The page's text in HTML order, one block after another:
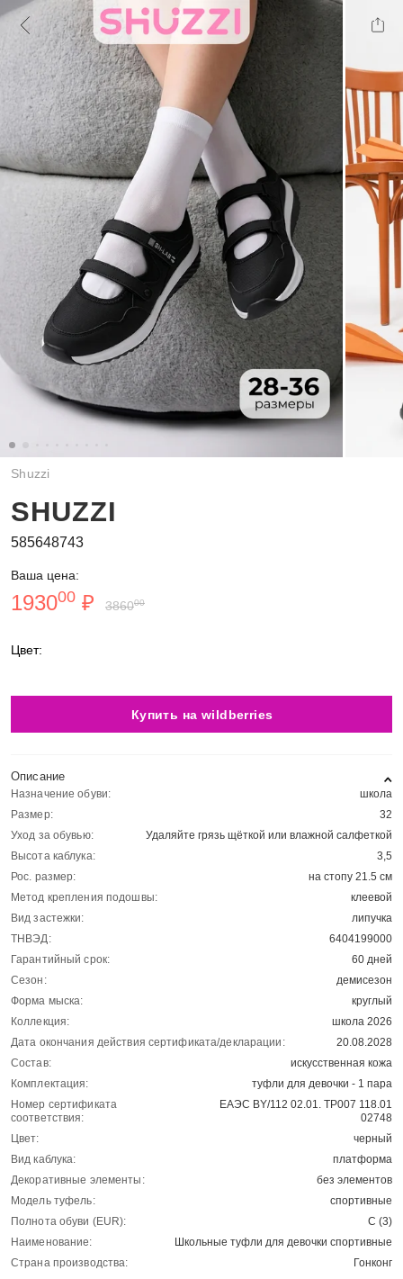
Shuzzi
SHUZZI
585648743
Ваша цена:
193000 ₽ 386000
Цвет:
Купить на wildberries
Описание
Назначение обуви:
школа
Размер:
32
Уход за обувью:
Удаляйте грязь щёткой или влажной салфеткой
Высота каблука:
3,5
Рос. размер:
на стопу 21.5 см
Метод крепления подошвы:
клеевой
Вид застежки:
липучка
ТНВЭД:
6404199000
Гарантийный срок:
60 дней
Сезон:
демисезон
Форма мыска:
круглый
Коллекция:
школа 2026
Дата окончания действия сертификата/декларации:
20.08.2028
Состав:
искусственная кожа
Комплектация:
туфли для девочки - 1 пара
Номер сертификата
соответствия:
ЕАЭС BY/112 02.01. ТР007 118.01
02748
Цвет:
черный
Вид каблука:
платформа
Декоративные элементы:
без элементов
Модель туфель:
спортивные
Полнота обуви (EUR):
С (3)
Наименование:
Школьные туфли для девочки спортивные
Страна производства:
Гонконг